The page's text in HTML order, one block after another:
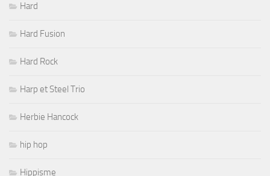
Hard
Hard Fusion
Hard Rock
Harp et Steel Trio
Herbie Hancock
hip hop
Hippisme